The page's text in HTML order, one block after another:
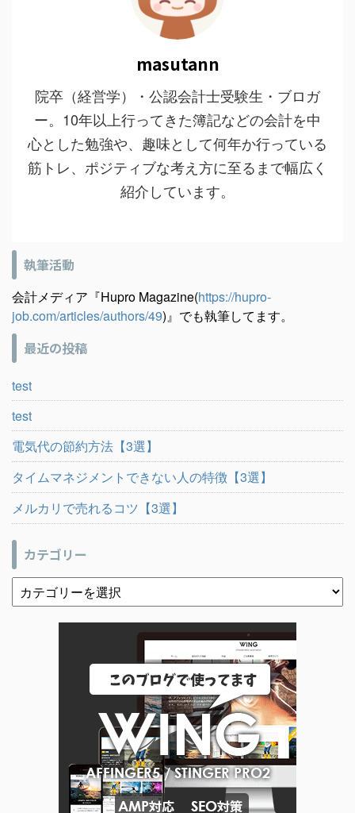
masutann
院卒（経営学）・公認会計士受験生・ブロガ
ー。10年以上行ってきた簿記などの会計を中
心とした勉強や、趣味として何年か行っている
筋トレ、ポジティブな考え方に至るまで幅広く
紹介しています。
執筆活動
会計メディア『Hupro Magazine(https://hupro-
job.com/articles/authors/49)』でも執筆してます。
最近の投稿
test
test
電気代の節約方法【3選】
タイムマネジメントできない人の特徴【3選】
メルカリで売れるコツ【3選】
カテゴリー